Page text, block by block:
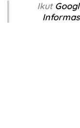
Ikut